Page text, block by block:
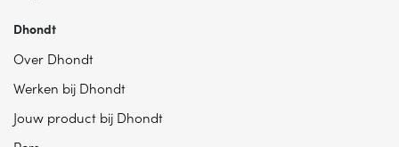
Dhondt
Over Dhondt
Werken bij Dhondt
Jouw product bij Dhondt